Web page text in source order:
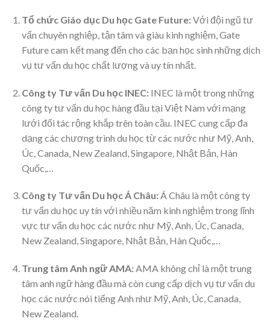
Tổ chức Giáo dục Du học Gate Future:Với đội ngũ tư
vấn chuyên nghiệp, tận tâm và giàu kinh nghiệm, Gate
Future cam kết mang đến cho các bạn học sinh những dịch
vụ tư vấn du học chất lượng và uy tín nhất.
Công ty Tư vấn Du học INEC:INEC là một trong những
công ty tư vấn du học hàng đầu tại Việt Nam với mạng
lưới đối tác rộng khắp trên toàn cầu. INEC cung cấp đa
dạng các chương trình du học từ các nước như Mỹ, Anh,
Úc, Canada, New Zealand, Singapore, Nhật Bản, Hàn
Quốc,…
Công ty Tư vấn Du học Á Châu:Á Châu là một công ty
tư vấn du học uy tín với nhiều năm kinh nghiệm trong lĩnh
vực tư vấn du học các nước như Mỹ, Anh, Úc, Canada,
New Zealand, Singapore, Nhật Bản, Hàn Quốc,…
Trung tâm Anh ngữ AMA:AMA không chỉ là một trung
tâm anh ngữ hàng đầu mà còn cung cấp dịch vụ tư vấn du
học các nước nói tiếng Anh như Mỹ, Anh, Úc, Canada,
New Zealand.